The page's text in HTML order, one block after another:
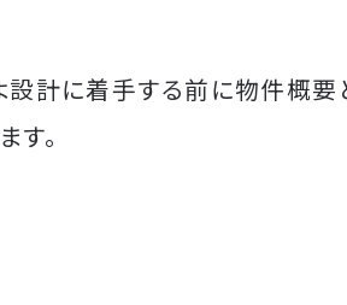
設計に着手する前に物件概
す。